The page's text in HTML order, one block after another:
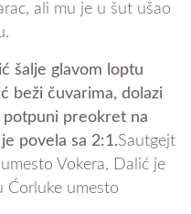
ali mu je u šut ušao
šalje glavom loptu
beži čuvarima, dolazi
preokret na
povela sa 2:1.Sautgejt
Vokera, Dalić je
Ćorluke umesto